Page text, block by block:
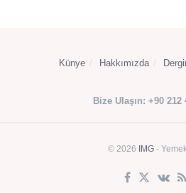
Künye Hakkımızda
Bize Ulaşın: +90 212
© 2026 IMG -